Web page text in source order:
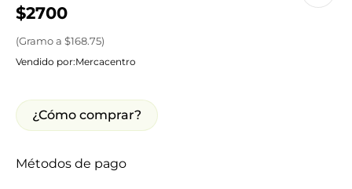
$2700
(Gramoa $168.75)
Vendido por:Mercacentro
¿Cómo comprar?
Métodos de pago